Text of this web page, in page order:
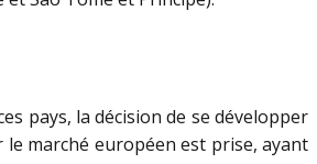
pays, la décision de se développer
marché européen est prise, ayant